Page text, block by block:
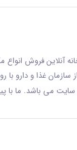
آنلاین فروش
اقلام غیر دارویی به شماره
می باشد. ما با